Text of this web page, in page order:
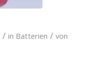
/ in Batterien / von